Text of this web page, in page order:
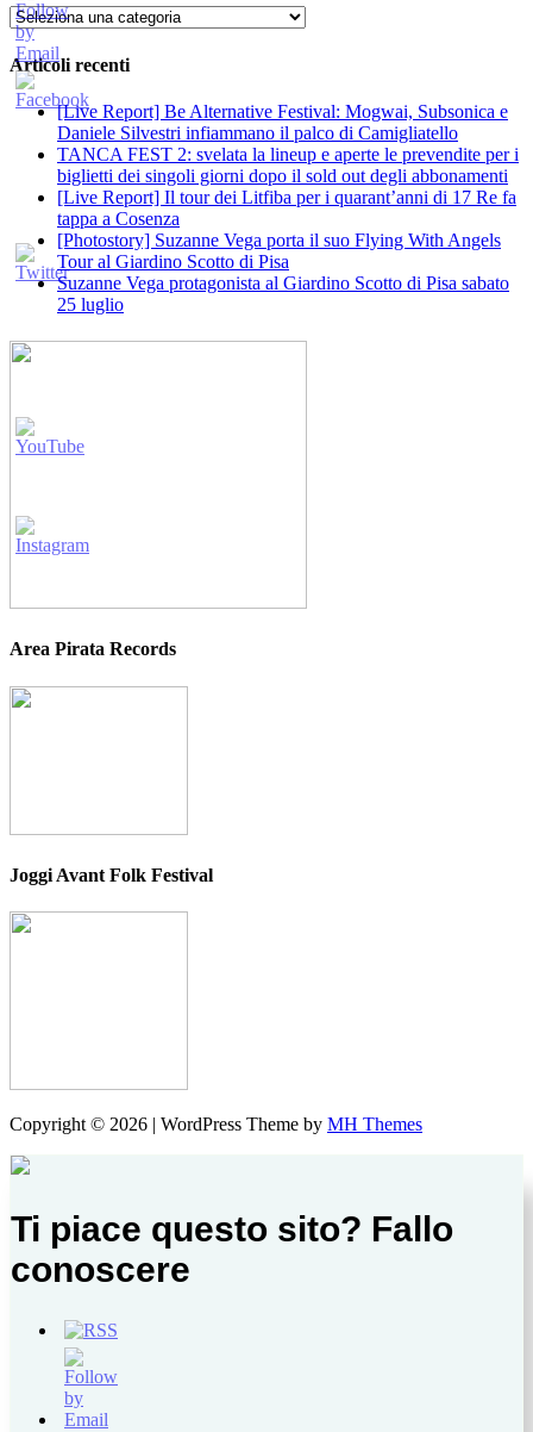
Categorie
Articoli recenti
[Live Report] Be Alternative Festival: Mogwai, Subsonica e
Daniele Silvestri infiammano il palco di Camigliatello
TANCA FEST 2: svelata la lineup e aperte le prevendite per i
biglietti dei singoli giorni dopo il sold out degli abbonamenti
[Live Report] Il tour dei Litfiba per i quarant’anni di 17 Re fa
tappa a Cosenza
[Photostory] Suzanne Vega porta il suo Flying With Angels
Tour al Giardino Scotto di Pisa
Suzanne Vega protagonista al Giardino Scotto di Pisa sabato
25 luglio
Area Pirata Records
Joggi Avant Folk Festival
Copyright © 2026 | WordPress Theme by MH Themes
Ti piace questo sito? Fallo
conoscere